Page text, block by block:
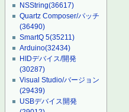
NSString(36617)
Quartz Composer/パッチ
(36490)
SmartQ 5(35211)
Arduino(32434)
HIDデバイス/開発
(30287)
Visual Studio/バージョン
(29439)
USBデバイス開発